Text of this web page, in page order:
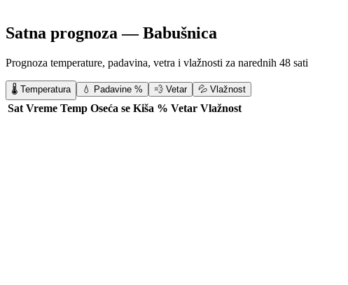
Satna prognoza —Babušnica
Prognoza temperature, padavina, vetra i vlažnosti za narednih 48 sati
🌡️ Temperatura 💧 Padavine % 💨 Vetar 💦 Vlažnost
Sat Vreme Temp Oseća se Kiša % Vetar Vlažnost